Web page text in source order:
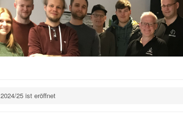
25 ist eröffnet